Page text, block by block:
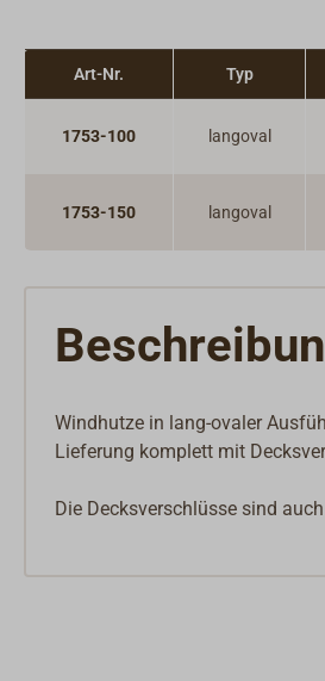
Art-Nr. Typ
1753-100 langoval
1753-150 langoval
Windhutze in lang-ovaler
Lieferung komplett mit
Die Decksverschlüsse sind